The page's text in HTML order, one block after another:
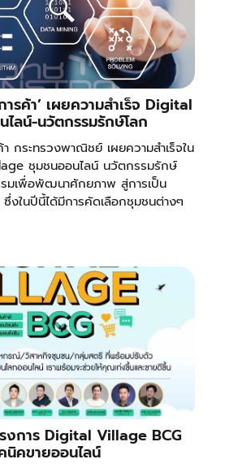
รค้า’ เผยความสำเร็จ Digital
ลน์-นวัตกรรมรักษ์โลก
กระทรวงพาณิชย์ เผยความสำเร็จใน
ชุมชนออนไลน์ นวัตกรรมรักษ์
มเพื่อพัฒนาศักยภาพ สู่การเป็น
งในปีนี้ได้มีการคัดเลือกชุมชนต่างๆ
การ Digital Village BCG
นิคขายออนไลน์